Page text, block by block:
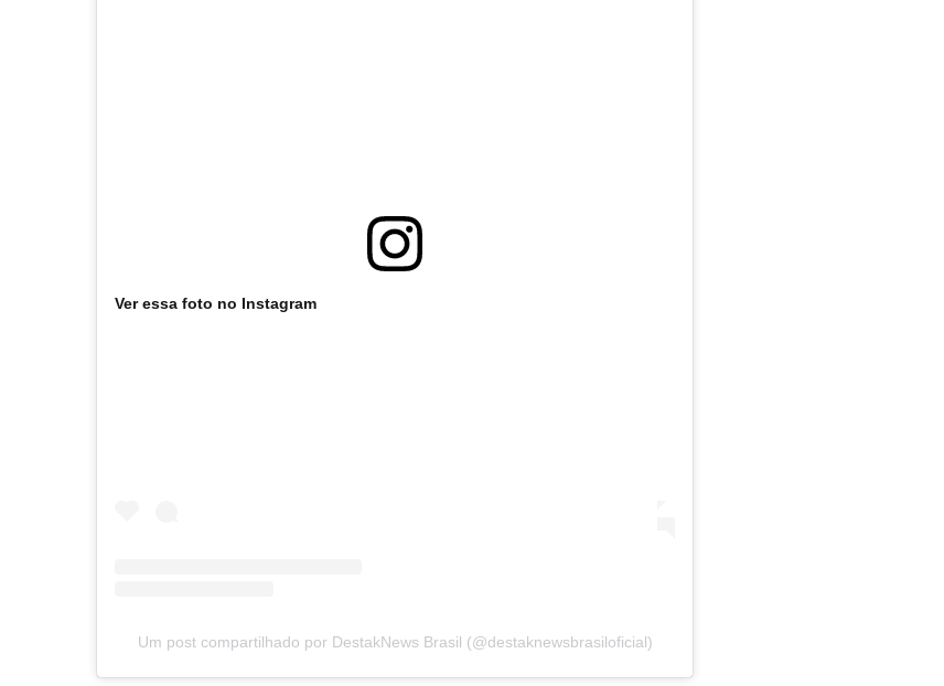
Ver essa foto no Instagram
Um post compartilhado por DestakNews Brasil (@destaknewsbrasiloficial)